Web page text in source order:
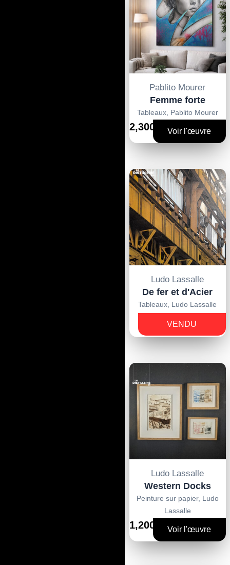
Pablito Mourer
Femme forte
Tableaux, Pablito Mourer
2,300€ Voir l'œuvre
Ludo Lassalle
De fer et d'Acier
Tableaux, Ludo Lassalle
€
VENDU
Ludo Lassalle
Western Docks
Peinture sur papier, Ludo
Lassalle
1,200€ Voir l'œuvre